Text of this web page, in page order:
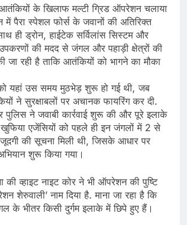
के खिलाफ मल्टी ग्रिड ऑपरेशन चलाया
पैरा स्पेशल फोर्स के जवानों की अतिरिक्त
ही ड्रोन, हाईटेक सर्विलांस सिस्टम और
की मदद से जंगल और पहाड़ी क्षेत्रों की
जा रही है ताकि आतंकियों को भागने का मौका
यहां उस समय मुठभेड़ शुरू हो गई थी, जब
ने सुरक्षाबलों पर अचानक फायरिंग कर दी.
ने जवाबी कार्रवाई शुरू की और पूरे इलाके
खुफिया एजेंसियों को पहले ही इन जंगलों में 2 से
की सूचना मिली थी, जिसके आधार पर
शुरू किया गया।
की व्हाइट नाइट कोर ने भी ऑपरेशन की पुष्टि
शेरुवाली’ नाम दिया है. माना जा रहा है कि
के भीतर किसी दुर्गम इलाके में छिपे हुए हैं।